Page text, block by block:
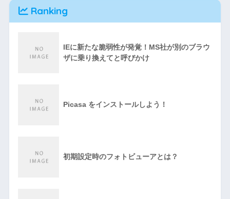
Ranking
IEに新たな脆弱性が発覚！MS社が別のブラウ
ザに乗り換えてと呼びかけ
Picasa をインストールしよう！
初期設定時のフォトビューアとは？